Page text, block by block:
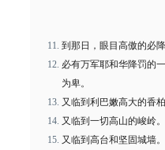
到那日，眼目高傲的必
必有万军耶和华降罚的
为卑。
又临到利巴嫩高大的香
又临到一切高山的峻岭。
又临到高台和坚固城墙。